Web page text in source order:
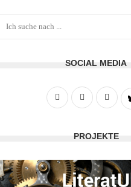
SOCIAL MEDIA
PROJEKTE